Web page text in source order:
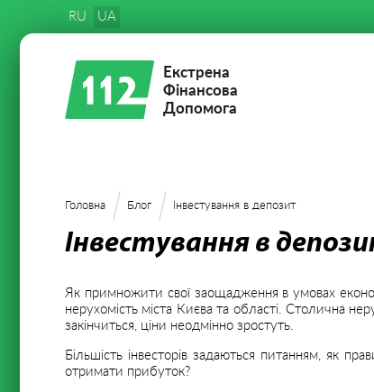
RU UA
Екстрена
Фінансова
Допомога
Головна Блог Інвестування в депозит
Інвестування в
Як примножити свої заощадження в умовах
нерухомість міста Києва та області. Столична
закінчиться, ціни неодмінно зростуть.
Більшість інвесторів задаються питанням, як
отримати прибуток?